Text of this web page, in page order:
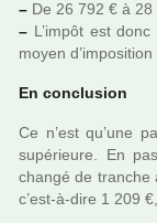
– De 26 792 € à
– L’impôt est
moyen
En conclu­sion
Ce n’est qu’une
supé­rieure. En
changé de tran­che
c’est-à-dire 1 209